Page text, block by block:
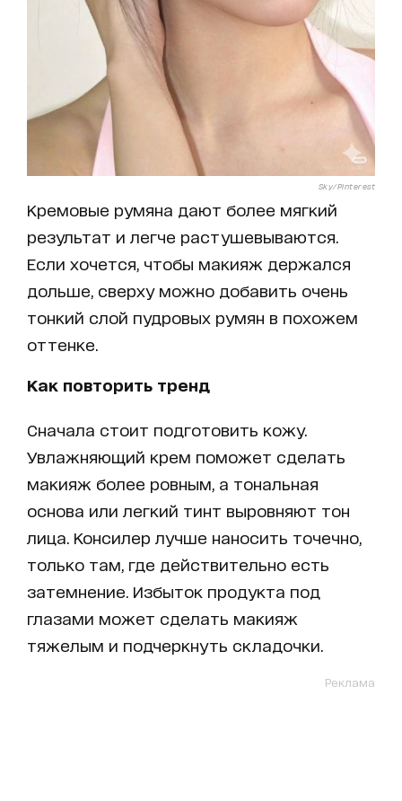
Sky/Pinterest
Кремовые румяна дают более мягкий
результат и легче растушевываются.
Если хочется, чтобы макияж держался
дольше, сверху можно добавить очень
тонкий слой пудровых румян в похожем
оттенке.
Как повторить тренд
Сначала стоит подготовить кожу.
Увлажняющий крем поможет сделать
макияж более ровным, а тональная
основа или легкий тинт выровняют тон
лица. Консилер лучше наносить точечно,
только там, где действительно есть
затемнение. Избыток продукта под
глазами может сделать макияж
тяжелым и подчеркнуть складочки.
Реклама